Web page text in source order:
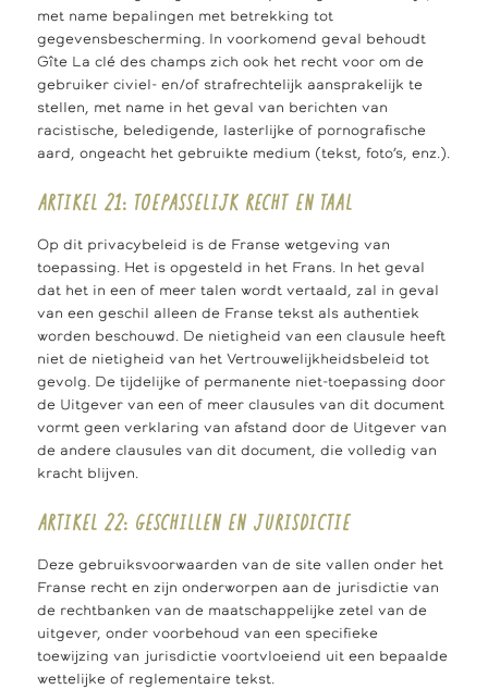
met name bepalingen met betrekking tot
gegevensbescherming. In voorkomend geval behoudt
Gîte La clé des champs zich ook het recht voor om de
gebruiker civiel- en/of strafrechtelijk aansprakelijk te
stellen, met name in het geval van berichten van
racistische, beledigende, lasterlijke of pornografische
aard, ongeacht het gebruikte medium (tekst, foto’s, enz.).
ARTIKEL 21: TOEPASSELIJK RECHT EN TAAL
Op dit privacybeleid is de Franse wetgeving van
toepassing. Het is opgesteld in het Frans. In het geval
dat het in een of meer talen wordt vertaald, zal in geval
van een geschil alleen de Franse tekst als authentiek
worden beschouwd. De nietigheid van een clausule heeft
niet de nietigheid van het Vertrouwelijkheidsbeleid tot
gevolg. De tijdelijke of permanente niet-toepassing door
de Uitgever van een of meer clausules van dit document
vormt geen verklaring van afstand door de Uitgever van
de andere clausules van dit document, die volledig van
kracht blijven.
ARTIKEL 22: GESCHILLEN EN JURISDICTIE
Deze gebruiksvoorwaarden van de site vallen onder het
Franse recht en zijn onderworpen aan de jurisdictie van
de rechtbanken van de maatschappelijke zetel van de
uitgever, onder voorbehoud van een specifieke
toewijzing van jurisdictie voortvloeiend uit een bepaalde
wettelijke of reglementaire tekst.